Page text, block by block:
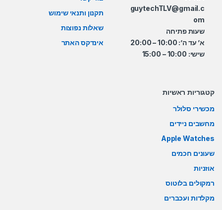
guytechTLV@gmail.c
om
שעות פתיחה
א’ עד ה’: 10:00 – 20:00
שישי: 10:00 – 15:00
תקנון ותנאי שימוש
שאלות נפוצות
אינדקס האתר
קטגוריות ראשיות
מכשירי סלולר
מחשבים ניידים
Apple Watches
שעונים חכמים
אוזניות
רמקולים בלוטוס
מקלדות ועכברים